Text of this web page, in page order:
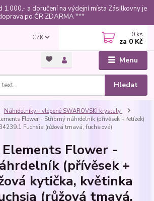
1.000,- a doručení na výdejní místa Zásilkovny je
po ČR ZDARMA ***
Menu
CZK
Hledat
0 ks
za 0 Kč
Náhrdelníky - vlepené SWAROVSKI krystaly
Flower - Stříbrný náhrdelník (přívěsek + řetízek)
Fuchsia (růžová tmavá, fuchsiová)
Flower -
(přívěsek +
kytička, květinka
(růžová tmavá,